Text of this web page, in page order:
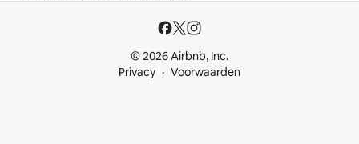
© 2026 Airbnb, Inc.
Privacy
Voorwaarden